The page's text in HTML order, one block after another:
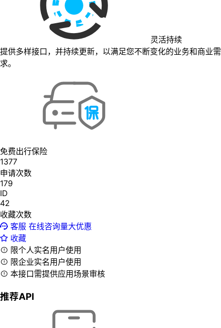
灵活持续
提供多样接口，并持续更新，以满足您不断变化的业务和商业需
求。
免费出行保险
1377
申请次数
179
ID
42
收藏次数
客服 在线咨询量大优惠
收藏
限个人实名用户使用
限企业实名用户使用
本接口需提供应用场景审核
推荐API